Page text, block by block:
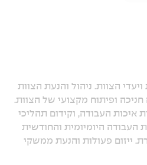
הצוות. ניהול והנעת הצוות
חניכה ופיתוח מקצועי של הצוות.
איכות העבודה, וקידום תהליכי
העבודה היומיומית והחודשית
ייזום פעולות והנעת ממשקי